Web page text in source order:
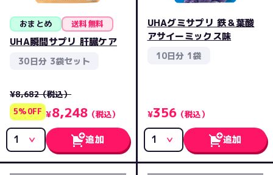
おまとめ 送料無料
UHA瞬間サプリ 肝臓ケア
30日分 3袋セット
¥8,682（税込）
5%0FF ¥8,248（税込）
追加
UHAグミサプリ 鉄＆葉酸
アサイーミックス味
10日分 1袋
¥356（税込）
追加